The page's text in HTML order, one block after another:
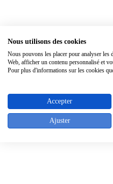
×
Nous utilisons des cookies
Nous pouvons les placer pour analyser les
Web, afficher un contenu personnalisé et
Pour plus d'informations sur les cookies
Accepter
Ajuster